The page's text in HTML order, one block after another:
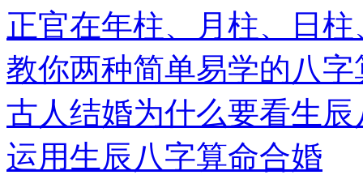
正官在年柱、月柱、日柱
教你两种简单易学的八字
古人结婚为什么要看生辰
运用生辰八字算命合婚